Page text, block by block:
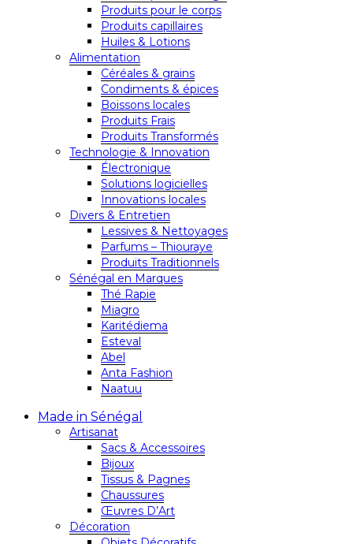
Produits pour le corps
Produits capillaires
Huiles & Lotions
Alimentation
Céréales & grains
Condiments & épices
Boissons locales
Produits Frais
Produits Transformés
Technologie & Innovation
Électronique
Solutions logicielles
Innovations locales
Divers & Entretien
Lessives & Nettoyages
Parfums – Thiouraye
Produits Traditionnels
Sénégal en Marques
Thé Rapie
Miagro
Karitédiema
Esteval
Abel
Anta Fashion
Naatuu
Made in Sénégal
Artisanat
Sacs & Accessoires
Bijoux
Tissus & Pagnes
Chaussures
Œuvres D’Art
Décoration